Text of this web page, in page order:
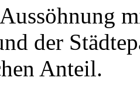
der
Anteil.